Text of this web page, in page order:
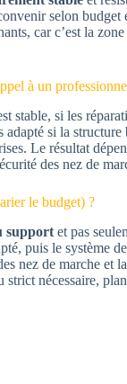
selon
car c’est la
à un
stable, si les
si la
Le résultat
des nez de
le budget) ?
support et pas
puis le
nez de marche
nécessaire,